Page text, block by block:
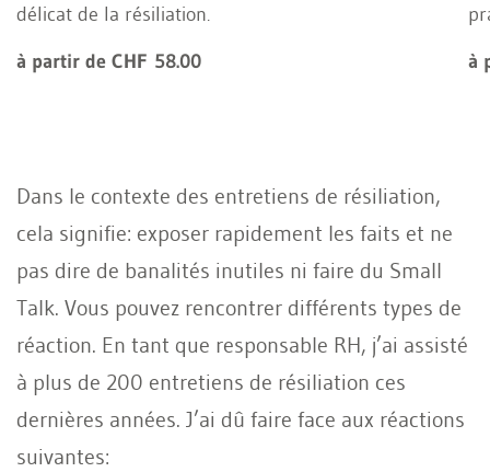
délicat de la résiliation.
à partir de CHF 58.00
à
Dans le contexte des entretiens de résiliation,
cela signifie: exposer rapidement les faits et ne
pas dire de banalités inutiles ni faire du Small
Talk. Vous pouvez rencontrer différents types de
réaction. En tant que responsable RH, j’ai assisté
à plus de 200 entretiens de résiliation ces
dernières années. J’ai dû faire face aux réactions
suivantes: